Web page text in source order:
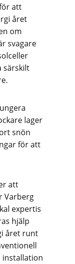
att
året
om
svagare
särskilt
lager
snön
för att
att
Varberg
expertis
hjälp
året runt
installation